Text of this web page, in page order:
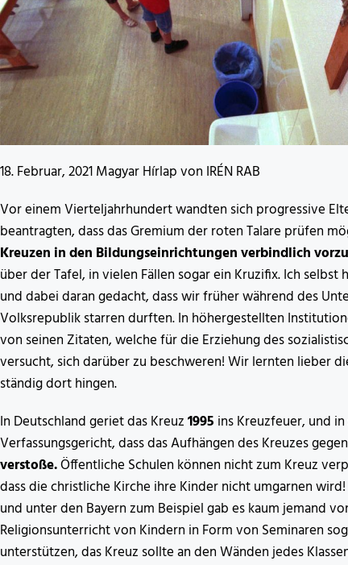
18. Februar, 2021 Magyar Hírlap von IRÉN RAB
Vor einem Vierteljahrhundert wandten sich progressive
beantragten, dass das Gremium der roten Talare prüfen
Kreuzen in den Bildungseinrichtungen verbindlich
über der Tafel, in vielen Fällen sogar ein Kruzifix. Ich
und dabei daran gedacht, dass wir früher während des
Volksrepublik starren durften. In höhergestellten
von seinen Zitaten, welche für die Erziehung des
versucht, sich darüber zu beschweren! Wir lernten lieber
ständig dort hingen.
In Deutschland geriet das Kreuz1995 ins Kreuzfeuer, und
Verfassungsgericht, dass das Aufhängen des Kreuzes
verstoße.Öffentliche Schulen können nicht zum Kreuz
dass die christliche Kirche ihre Kinder nicht umgarnen
und unter den Bayern zum Beispiel gab es kaum jemand
Religionsunterricht von Kindern in Form von Seminaren
unterstützen, das Kreuz sollte an den Wänden jedes